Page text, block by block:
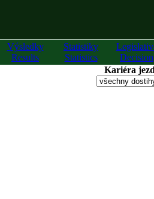
Výsledky
Results
Statistiky
Statistics
Decision
Kariéra